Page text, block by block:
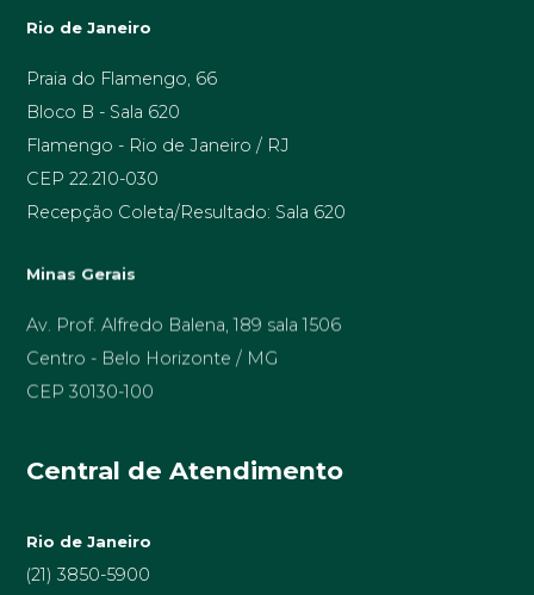
Rio de Janeiro
Praia do Flamengo, 66
Bloco B - Sala 620
Flamengo - Rio de Janeiro / RJ
CEP 22.210-030
Recepção Coleta/Resultado: Sala 620
Minas Gerais
Av. Prof. Alfredo Balena, 189 sala 1506
Centro - Belo Horizonte / MG
CEP 30130-100
Central de Atendimento
Rio de Janeiro
(21) 3850-5900